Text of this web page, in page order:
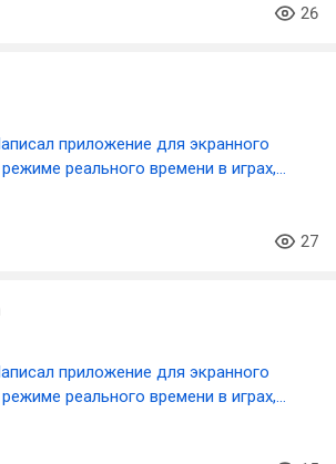
26
приложение для экранного
реального времени в играх,
27
приложение для экранного
реального времени в играх,